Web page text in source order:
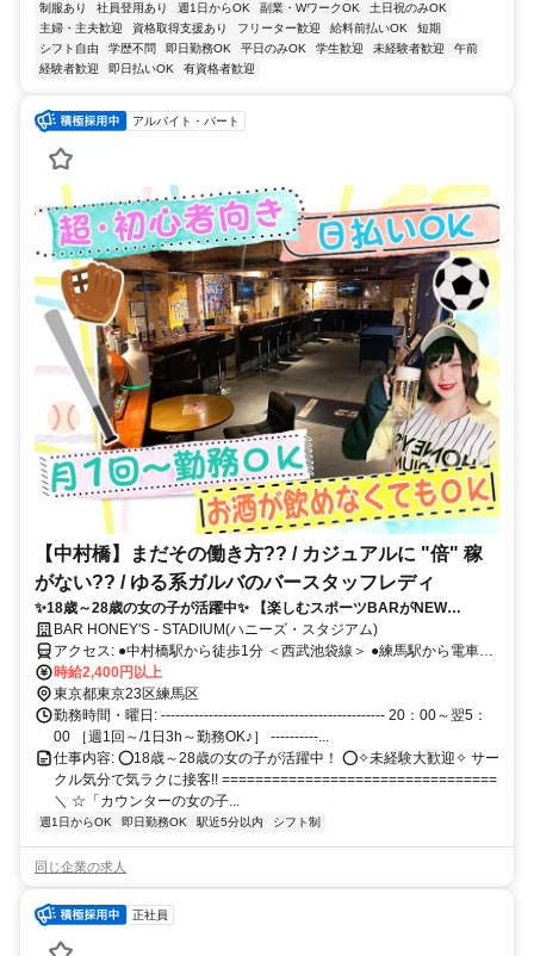
制服あり 社員登用あり 週1日からOK 副業・WワークOK
土日祝のみOK
主婦・主夫歓迎
資格取得支援あり フリーター歓迎 給料前払いOK
短期
シフト自由
学歴不問 即日勤務OK 平日のみOK 学生歓迎 未経験者歓迎
午前
経験者歓迎
即日払いOK 有資格者歓迎
アルバイト・パート
【中村橋】まだその働き方?? / カジュアルに "倍" 稼
がない?? / ゆる系ガルバのバースタッフレディ
✨18歳～28歳の女の子が活躍中✨ 【楽しむスポーツBARがNEW
OPEN!!】平均時給 2600円以上！｜▶私服OK＆制服も無料 ▶ノルマな
し＆お酒飲めなくてOK ▶全額日払い＆自由シフト＆送りあり【履歴書
不要】
BAR HONEY'S - STADIUM(ハニーズ・スタジアム)
アクセス: ●中村橋駅から徒歩1分 ＜西武池袋線＞ ●練馬駅から電車で
2分 ＜地下鉄 | 都営大江戸線＞ ＜私鉄 | 西武池袋線/西武有楽町線/西武
豊島線＞ ●富士見台駅から徒歩10分 ＜西武池袋線＞ ●池袋駅から電車
で13分 ＜JR | 山手線/埼京線/湘南新宿ライン＞ ＜東京メトロ | 丸ノ内
線/有楽町線/副都心線＞ ＜私鉄 | 西武池袋線/東武東上線/つくばエクス
プレス＞
時給2,400円以上
東京都東京23区練馬区
勤務時間・曜日: ----------------------------------------------- 20：00～翌5：
00 ［週1回～/1日3h～勤務OK♪］ ----------...
仕事内容: ⭕18歳～28歳の女の子が活躍中！ ⭕✧未経験大歓迎✧ サー
クル気分で気ラクに接客!! =================================
＼ ☆「カウンターの女の子...
週1日からOK 即日勤務OK 駅近5分以内 シフト制
同じ企業の求人
正社員